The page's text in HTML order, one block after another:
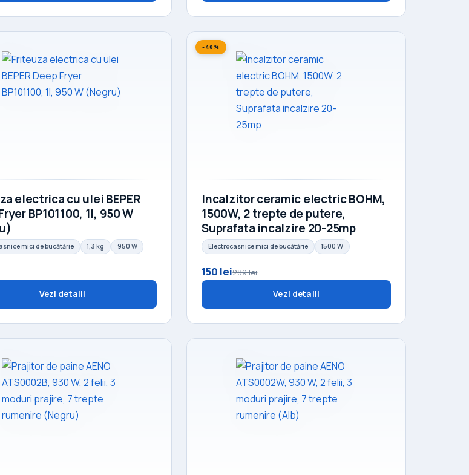
electrica cu ulei BEPER
BP101100, 1l, 950 W
mici de bucătărie 1,3 kg 950 W
Vezi detalii
-48%
Incalzitor ceramic electric BOHM,
1500W, 2 trepte de putere,
Suprafata incalzire 20-25mp
Electrocasnice mici de bucătărie 1500 W
150 lei289 lei
Vezi detalii